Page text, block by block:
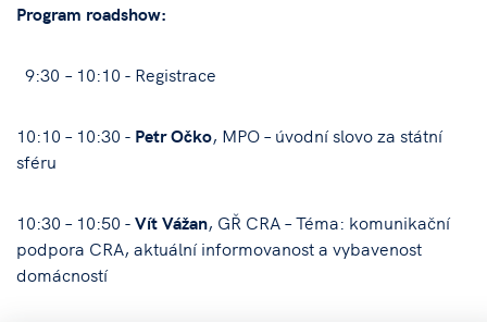
Program roadshow:
9:30 – 10:10 - Registrace
10:10 – 10:30 - Petr Očko, MPO – úvodní slovo za státní
sféru
10:30 – 10:50 -Vít Vážan, GŘ CRA – Téma: komunikační
podpora CRA, aktuální informovanost a vybavenost
domácností